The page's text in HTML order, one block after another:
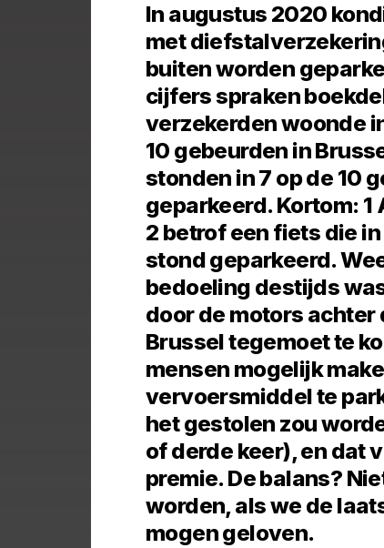
In augustus 2020
met
buiten worden
cijfers spraken
verzekerden woonde
10 gebeurden in
stonden in 7 op de 10
geparkeerd. Kortom:
2 betrof een fiets die
stond geparkeerd.
bedoeling destijds
door de motors
Brussel tegemoet te
mensen mogelijk
vervoersmiddel te
het gestolen zou
of derde keer), en dat
premie. De balans?
worden, als we de
mogen geloven.